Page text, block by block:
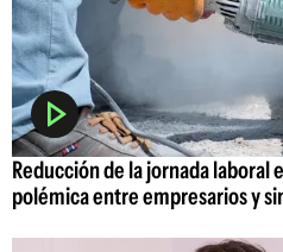
Reducción de la jornada laboral
polémica entre empresarios y